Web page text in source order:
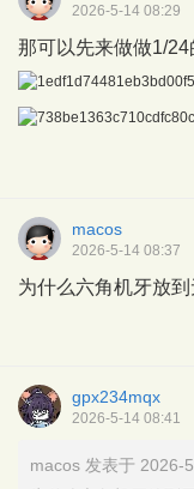
2026-5-14 08:29
那可以先来做做1/24
macos
2026-5-14 08:37
为什么六角机牙放
gpx234mqx
2026-5-14 08:41
macos 发表于 2026-